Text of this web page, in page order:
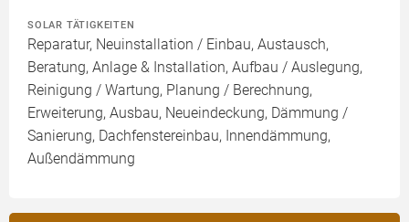
SOLAR TÄTIGKEITEN
Reparatur, Neuinstallation / Einbau, Austausch,
Beratung, Anlage & Installation, Aufbau / Auslegung,
Reinigung / Wartung, Planung / Berechnung,
Erweiterung, Ausbau, Neueindeckung, Dämmung /
Sanierung, Dachfenstereinbau, Innendämmung,
Außendämmung